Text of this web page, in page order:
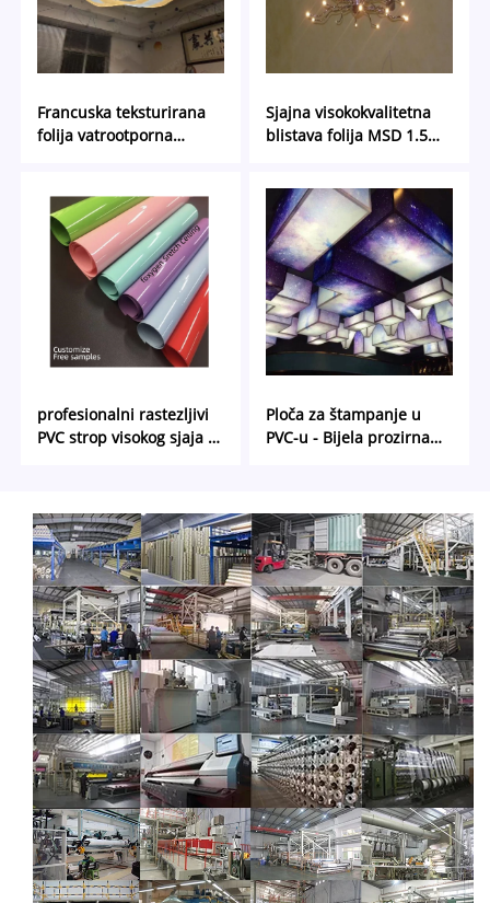
Francuska teksturirana
folija vatrootporna
razred A zakačena folija
za trgovački centar hotel
Sjajna visokokvalitetna
blistava folija MSD 1.5M-
profesionalni rastezljivi
PVC strop visokog sjaja |
Ploča za štampanje u
PVC-u - Bijela prozirna